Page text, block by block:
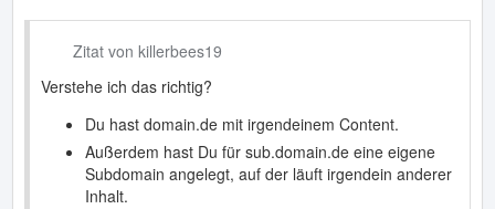
Zitat von killerbees19
Verstehe ich das richtig?
Du hast domain.de mit irgendeinem Content.
Außerdem hast Du für sub.domain.de eine eigene
Subdomain angelegt, auf der läuft irgendein anderer
Inhalt.